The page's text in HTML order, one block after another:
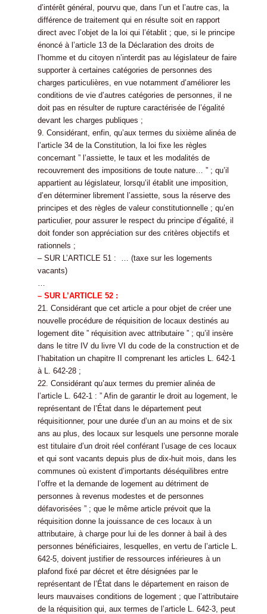
d’intérêt général, pourvu que, dans l’un et l’autre cas, la
différence de traitement qui en résulte soit en rapport
direct avec l’objet de la loi qui l’établit ; que, si le principe
énoncé à l’article 13 de la Déclaration des droits de
l’homme et du citoyen n’interdit pas au législateur de faire
supporter à certaines catégories de personnes des
charges particulières, en vue notamment d’améliorer les
conditions de vie d’autres catégories de personnes, il ne
doit pas en résulter de rupture caractérisée de l’égalité
devant les charges publiques ;
9. Considérant, enfin, qu’aux termes du sixième alinéa de
l’article 34 de la Constitution, la loi fixe les règles
concernant ” l’assiette, le taux et les modalités de
recouvrement des impositions de toute nature… ” ; qu’il
appartient au législateur, lorsqu’il établit une imposition,
d’en déterminer librement l’assiette, sous la réserve des
principes et des règles de valeur constitutionnelle ; qu’en
particulier, pour assurer le respect du principe d’égalité, il
doit fonder son appréciation sur des critères objectifs et
rationnels ;
– SUR L’ARTICLE 51 : … (taxe sur les logements
vacants)
– SUR L’ARTICLE 52 :
21. Considérant que cet article a pour objet de créer une
nouvelle procédure de réquisition de locaux destinés au
logement dite ” réquisition avec attributaire ” ; qu’il insère
dans le titre IV du livre VI du code de la construction et de
l’habitation un chapitre II comprenant les articles L. 642-1
à L. 642-28 ;
22. Considérant qu’aux termes du premier alinéa de
l’article L. 642-1 : ” Afin de garantir le droit au logement, le
représentant de l’État dans le département peut
réquisitionner, pour une durée d’un an au moins et de six
ans au plus, des locaux sur lesquels une personne morale
est titulaire d’un droit réel conférant l’usage de ces locaux
et qui sont vacants depuis plus de dix-huit mois, dans les
communes où existent d’importants déséquilibres entre
l’offre et la demande de logement au détriment de
personnes à revenus modestes et de personnes
défavorisées ” ; que le même article prévoit que la
réquisition donne la jouissance de ces locaux à un
attributaire, à charge pour lui de les donner à bail à des
personnes bénéficiaires, lesquelles, en vertu de l’article L.
642-5, doivent justifier de ressources inférieures à un
plafond fixé par décret et être désignées par le
représentant de l’État dans le département en raison de
leurs mauvaises conditions de logement ; que l’attributaire
de la réquisition qui, aux termes de l’article L. 642-3, peut